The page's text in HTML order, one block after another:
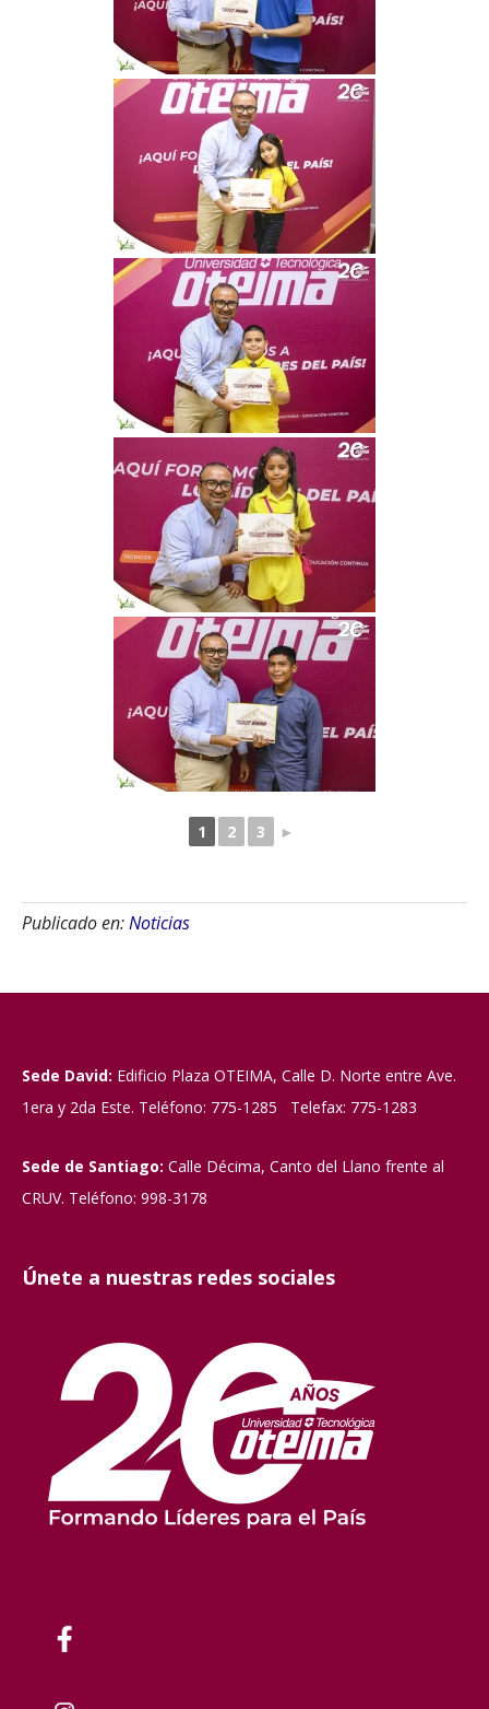
1 2 3 ►
Publicado en:Noticias
Sede David: Edificio Plaza OTEIMA, Calle D. Norte entre Ave.
1era y 2da Este. Teléfono: 775-1285 Telefax: 775-1283
Sede de Santiago: Calle Décima, Canto del Llano frente al
CRUV. Teléfono: 998-3178
Únete a nuestras redes sociales